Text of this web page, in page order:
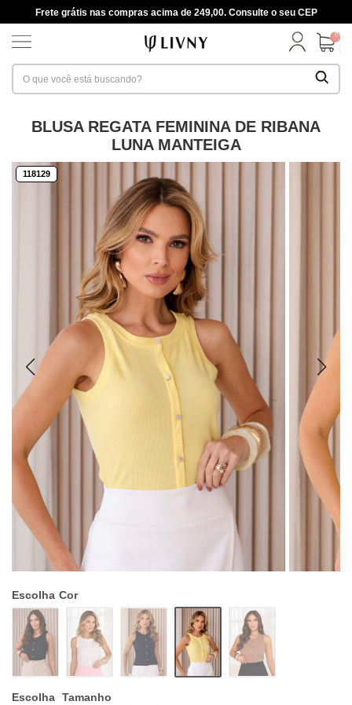
Frete grátis nas compras acima de 249,00. Consulte o seu CEP
0
BLUSA REGATA FEMININA DE RIBANA
LUNA MANTEIGA
118129
Escolha Cor
Escolha Tamanho